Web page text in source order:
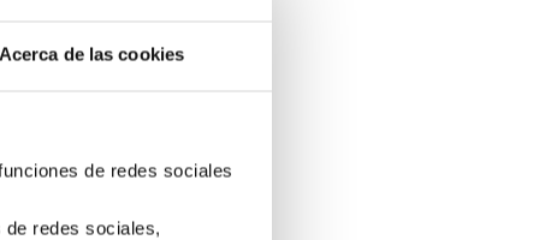
Acerca de las cookies
de redes sociales
redes sociales,
real.
por la
si los